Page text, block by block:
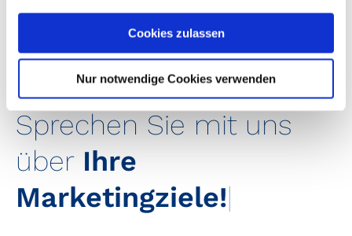
Cookies zulassen
Nur notwendige Cookies verwenden
Sprechen Sie mit uns
über Ihre
Marketingziele!|